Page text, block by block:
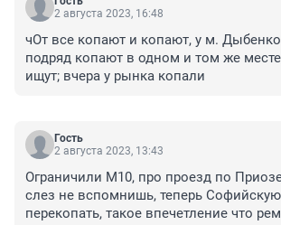
2 августа 2023, 16:48
чОт все копают и копают, у м.
подряд копают в одном и том же
ищут; вчера у рынка копали
Гость
2 августа 2023, 13:43
Ограничили М10, про проезд по
слез не вспомнишь, теперь
перекопать, такое впечетление что